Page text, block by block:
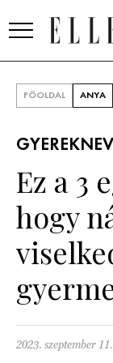
SZÉPSÉG
KULTÚRA
PÁRKAPCSOLAT
FŐOLDAL ANYA
Ez a 3
hogy
2023. szeptember 11.